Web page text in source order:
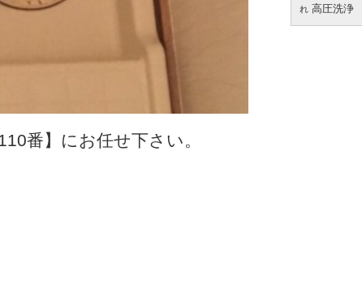
番】にお任せ下さい。
れ 高圧洗浄